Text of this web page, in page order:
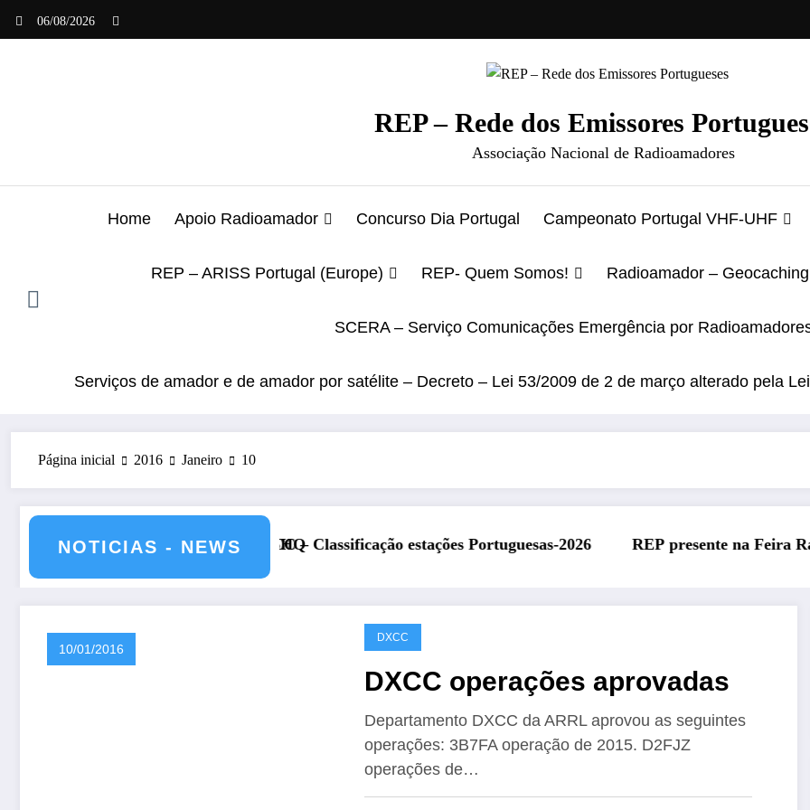
06/08/2026
REP – Rede dos Emissores
Associação Nacional de Radioamadores
Home Apoio Radioamador Concurso Dia Portugal Campeonato Portugal VHF-UHF
REP – ARISS Portugal (Europe) REP- Quem Somos! Radioamador – Geocaching
SCERA – Serviço Comunicações Emergência por
Serviços de amador e de amador por satélite – Decreto – Lei 53/2009 de 2 de março alterado pela
Página inicial 2016 Janeiro 10
NOTICIAS - NEWS
– CS5HQ
DXCC – Classificação estações Portuguesas-2026 REP presente na Feira Rádio da ARAL – 11 de julho de
10/01/2016
DXCC
DXCC operações aprovadas
Departamento DXCC da ARRL aprovou as seguintes
operações: 3B7FA operação de ​2015. D2FJZ
operações de…